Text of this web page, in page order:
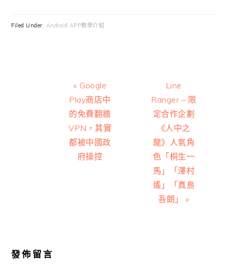
Filed Under: Android APP教學介紹
Previous
Post:
« Google
Play商店中
的免費翻牆
VPN，其實
都被中國政
府操控
Next
Post:
Line
Ranger – 限
定合作企劃
《人中之
龍》人氣角
色「桐生一
馬」「澤村
遙」「真島
吾朗」 »
發佈留言